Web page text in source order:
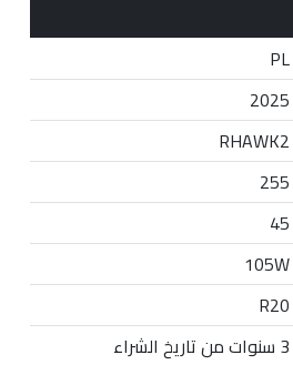
PL
2025
RHAWK2
255
45
105W
R20
3 سنوات من تاريخ الشراء